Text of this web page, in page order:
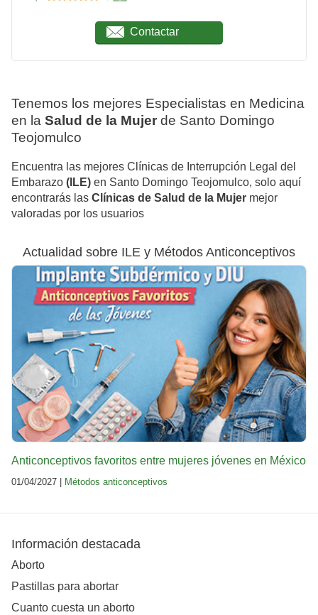
Contactar
Tenemos los mejores Especialistas en Medicina
en la Salud de la Mujer de Santo Domingo
Teojomulco
Encuentra las mejores Clínicas de Interrupción Legal del
Embarazo (ILE) en Santo Domingo Teojomulco, solo aquí
encontrarás las Clínicas de Salud de la Mujer mejor
valoradas por los usuarios
Actualidad sobre ILE y Métodos Anticonceptivos
Anticonceptivos favoritos entre mujeres jóvenes en México
01/04/2027 | Métodos anticonceptivos
Información destacada
Aborto
Pastillas para abortar
Cuanto cuesta un aborto